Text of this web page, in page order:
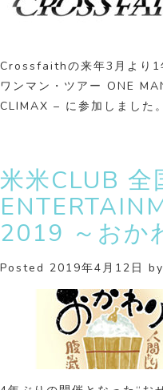
Crossfaithの来年3月より1
ワンマン・ツアー ONE
CLIMAX – に参加しました
米米CLUB
2019 ～おか
Posted 2019年4月12日 by